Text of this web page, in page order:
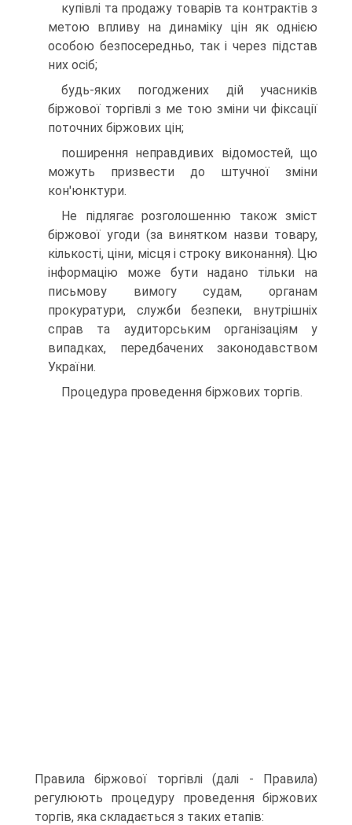
купівлі та продажу товарів та контрактів з
метою впливу на динаміку цін як однією
особою безпосередньо, так і через підстав
них осіб;
будь-яких погоджених дій учасників
біржової торгівлі з ме тою зміни чи фіксації
поточних біржових цін;
поширення неправдивих відомостей, що
можуть призвести до штучної зміни
кон'юнктури.
Не підлягає розголошенню також зміст
біржової угоди (за винятком назви товару,
кількості, ціни, місця і строку виконання). Цю
інформацію може бути надано тільки на
письмову вимогу судам, органам
прокуратури, служби безпеки, внутрішніх
справ та аудиторським організаціям у
випадках, передбачених законодавством
України.
Процедура проведення біржових торгів.
Правила біржової торгівлі (далі - Правила)
регулюють процедуру проведення біржових
торгів, яка складається з таких етапів: